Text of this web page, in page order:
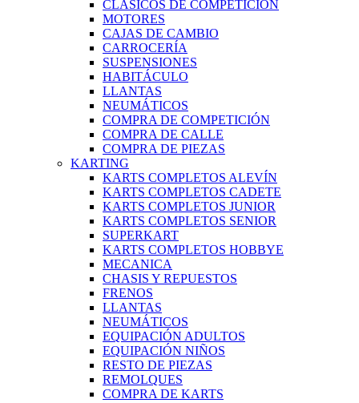
CLÁSICOS DE COMPETICIÓN
MOTORES
CAJAS DE CAMBIO
CARROCERÍA
SUSPENSIONES
HABITÁCULO
LLANTAS
NEUMÁTICOS
COMPRA DE COMPETICIÓN
COMPRA DE CALLE
COMPRA DE PIEZAS
KARTING
KARTS COMPLETOS ALEVÍN
KARTS COMPLETOS CADETE
KARTS COMPLETOS JUNIOR
KARTS COMPLETOS SENIOR
SUPERKART
KARTS COMPLETOS HOBBYE
MECANICA
CHASIS Y REPUESTOS
FRENOS
LLANTAS
NEUMÁTICOS
EQUIPACIÓN ADULTOS
EQUIPACIÓN NIÑOS
RESTO DE PIEZAS
REMOLQUES
COMPRA DE KARTS